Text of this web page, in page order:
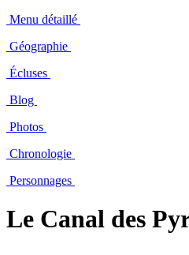
Menu détaillé
Géographie
Écluses
Blog
Photos
Chronologie
Personnages
Le Canal des